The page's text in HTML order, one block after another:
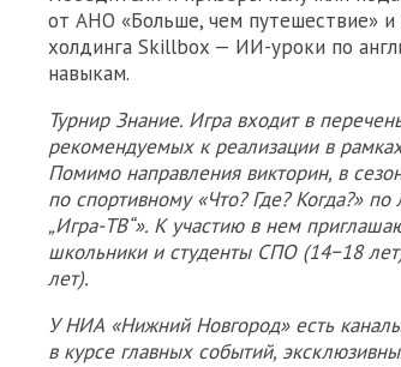
от АНО «Больше, чем путешествие» и
холдинга Skillbox — ИИ-уроки по
навыкам.
Турнир Знание. Игра входит в
рекомендуемых к реализации в
Помимо направления викторин, в
по спортивному «Что? Где? Когда?»
„Игра-ТВ“». К участию в нем
школьники и студенты СПО (14−18
лет).
У НИА «Нижний Новгород» есть
в курсе главных событий,